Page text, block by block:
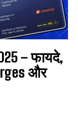
– फायदे,
और